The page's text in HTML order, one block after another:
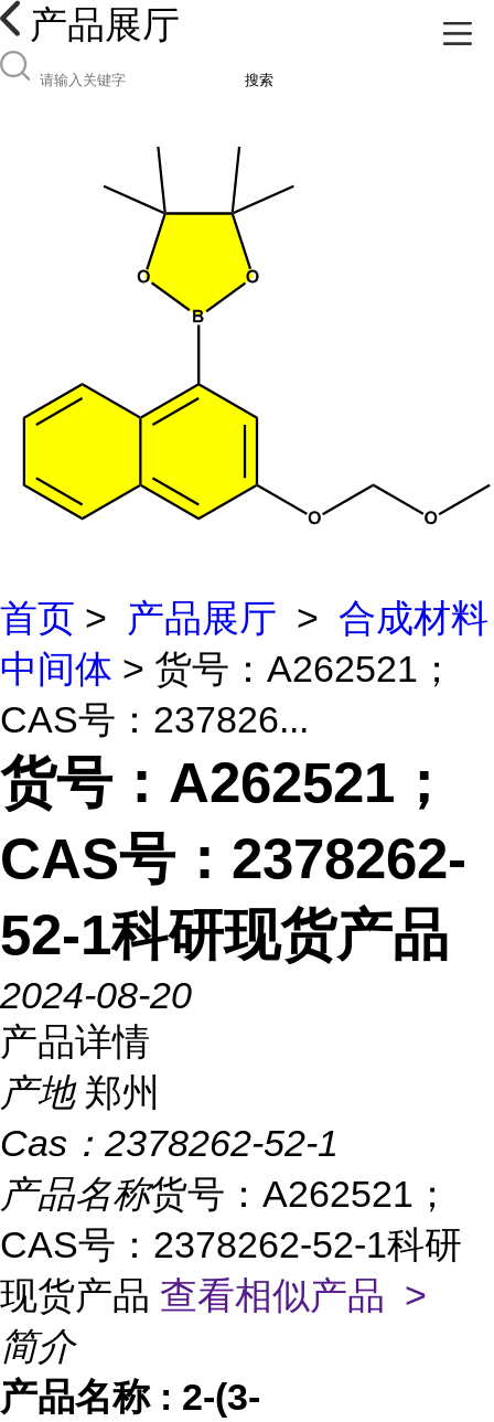
产品展厅
搜索
首页 > 产品展厅 > 合成材料
中间体 > 货号：A262521；
CAS号：237826...
货号：A262521；
CAS号：2378262-
52-1科研现货产品
2024-08-20
产品详情
产地 郑州
Cas： 2378262-52-1
产品名称货号：A262521；
CAS号：2378262-52-1科研
现货产品 查看相似产品 >
简介
产品名称 : 2-(3-